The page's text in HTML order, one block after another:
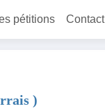
pétitions
)